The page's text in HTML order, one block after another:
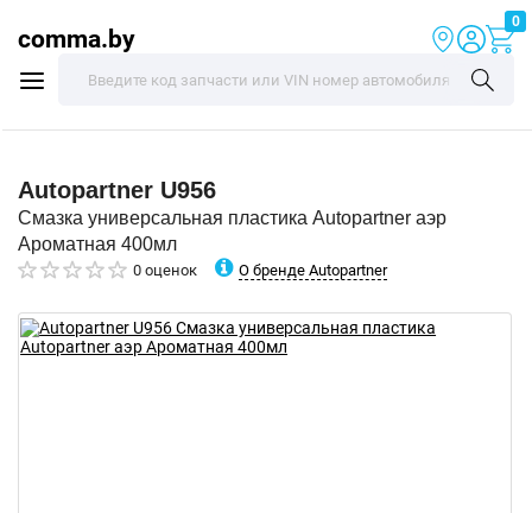
comma.by
0
Autopartner U956
Смазка универсальная пластика Autopartner аэр
Ароматная 400мл
0 оценок О бренде Autopartner